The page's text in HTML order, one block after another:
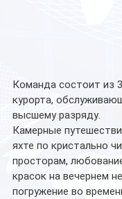
Команда состоит из
курорта,
высшему разряду.
Камерные
яхте по кристально
просторам,
красок на вечернем
погружение во